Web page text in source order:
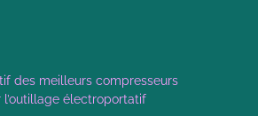
des meilleurs compresseurs
l’outillage électroportatif